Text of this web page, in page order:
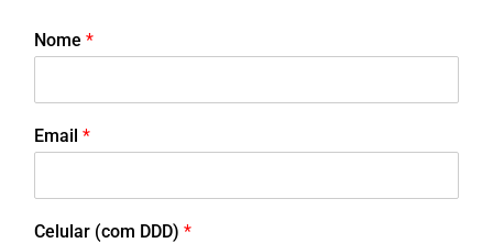
Nome *
Email *
Celular (com DDD) *